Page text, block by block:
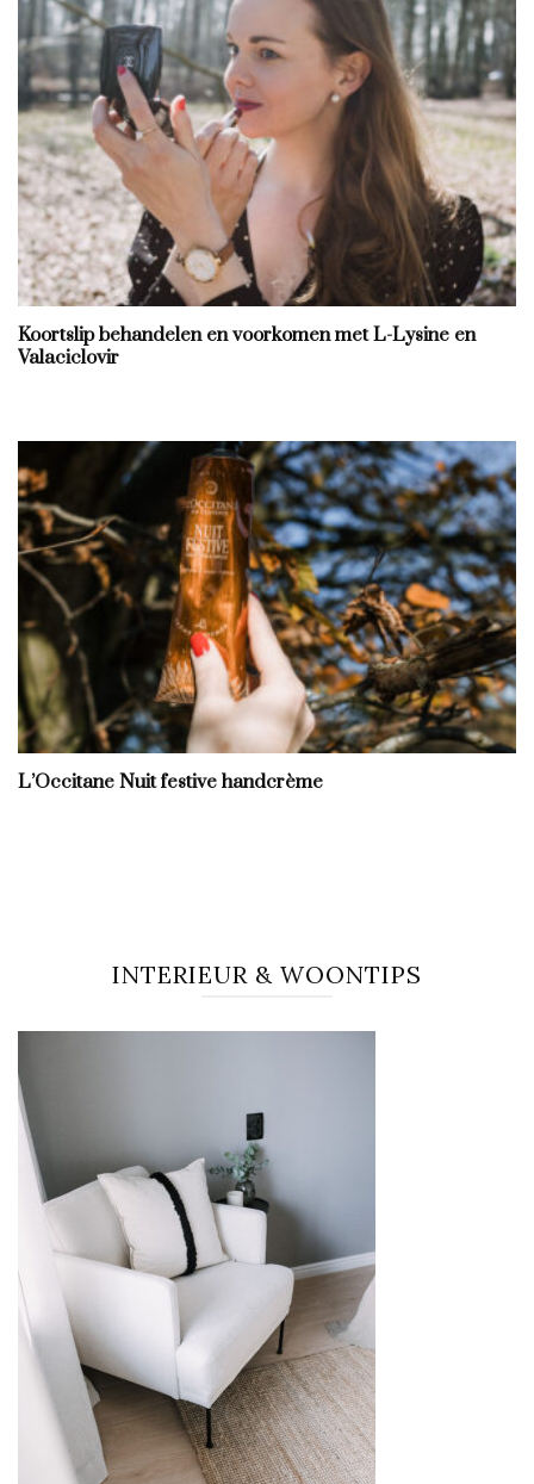
Koortslip behandelen en voorkomen met L-Lysine en
Valaciclovir
L’Occitane Nuit festive handcrème
INTERIEUR & WOONTIPS